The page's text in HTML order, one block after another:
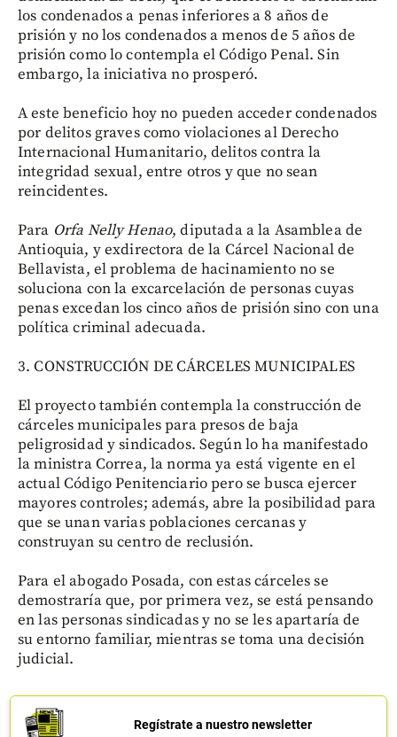
los condenados a penas inferiores a 8 años de
prisión y no los condenados a menos de 5 años de
prisión como lo contempla el Código Penal. Sin
embargo, la iniciativa no prosperó.
A este beneficio hoy no pueden acceder condenados
por delitos graves como violaciones al Derecho
Internacional Humanitario, delitos contra la
integridad sexual, entre otros y que no sean
reincidentes.
Para Orfa Nelly Henao, diputada a la Asamblea de
Antioquia, y exdirectora de la Cárcel Nacional de
Bellavista, el problema de hacinamiento no se
soluciona con la excarcelación de personas cuyas
penas excedan los cinco años de prisión sino con una
política criminal adecuada.
3. CONSTRUCCIÓN DE CÁRCELESMUNICIPALES
El proyecto también contempla la construcción de
cárceles municipales para presos de baja
peligrosidad y sindicados. Según lo ha manifestado
la ministra Correa, la norma ya está vigente en el
actual Código Penitenciario pero se busca ejercer
mayores controles; además, abre la posibilidad para
que se unan varias poblaciones cercanas y
construyan su centro de reclusión.
Para el abogado Posada, con estas cárceles se
demostraría que, por primera vez, se está pensando
en las personas sindicadas y no se les apartaría de
su entorno familiar, mientras se toma una decisión
judicial.
Regístrate a nuestro newsletter